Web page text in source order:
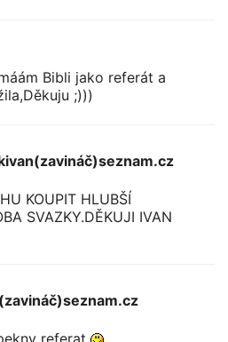
Bibli jako referát a
;)))
KOUPIT HLUBŠÍ
SVAZKY.DĚKUJI IVAN
referat